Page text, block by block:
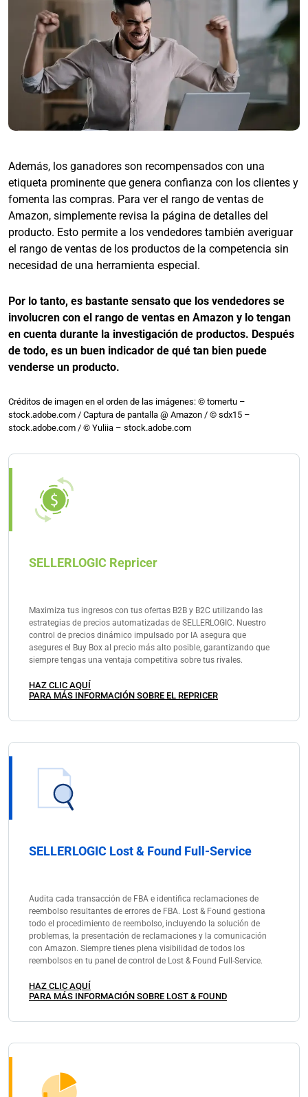
Además, los ganadores son recompensados con una
etiqueta prominente que genera confianza con los clientes y
fomenta las compras. Para ver el rango de ventas de
Amazon, simplemente revisa la página de detalles del
producto. Esto permite a los vendedores también averiguar
el rango de ventas de los productos de la competencia sin
necesidad de una herramienta especial.
Por lo tanto, es bastante sensato que los vendedores se
involucren con el rango de ventas en Amazon y lo tengan
en cuenta durante la investigación de productos. Después
de todo, es un buen indicador de qué tan bien puede
venderse un producto.
Créditos de imagen en el orden de las imágenes: © tomertu –
stock.adobe.com / Captura de pantalla @ Amazon / © sdx15 –
stock.adobe.com / © Yuliia – stock.adobe.com
SELLERLOGIC Repricer
Maximiza tus ingresos con tus ofertas B2B y B2C utilizando las
estrategias de precios automatizadas de SELLERLOGIC. Nuestro
control de precios dinámico impulsado por IA asegura que
asegures el Buy Box al precio más alto posible, garantizando que
siempre tengas una ventaja competitiva sobre tus rivales.
HAZ CLIC AQUÍ
PARA MÁS INFORMACIÓN SOBRE EL REPRICER
SELLERLOGIC Lost & Found Full-Service
Audita cada transacción de FBA e identifica reclamaciones de
reembolso resultantes de errores de FBA. Lost & Found gestiona
todo el procedimiento de reembolso, incluyendo la solución de
problemas, la presentación de reclamaciones y la comunicación
con Amazon. Siempre tienes plena visibilidad de todos los
reembolsos en tu panel de control de Lost & Found Full-Service.
HAZ CLIC AQUÍ
PARA MÁS INFORMACIÓN SOBRE LOST & FOUND